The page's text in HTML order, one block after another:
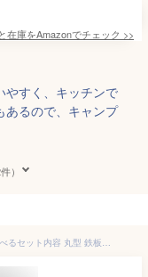
在庫をAmazonでチェック >>
やすく、キッチンで
あるので、キャンプ
）
鉄板マルチグリドル JHQ 正規品 深型 29cm 選べるセット内容 丸型 鉄板フライパン MULTI GRIDDLE ジェイエイチキュー MT0206FJ IH対応 直火（ガス火）対応